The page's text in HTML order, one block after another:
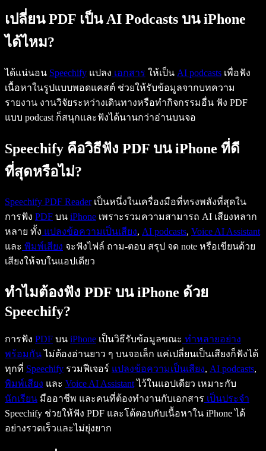
เปลี่ยน PDF เป็น AI Podcasts บน iPhone
ได้ไหม?
ได้แน่นอน Speechify แปลง เอกสาร ให้เป็น AI podcasts เพื่อฟัง
เนื้อหาในรูปแบบพอดแคสต์ ช่วยให้รับข้อมูลจากบทความ
รายงาน งานวิจัยระหว่างเดินทางหรือทำกิจกรรมอื่น ฟัง PDF
แบบ podcast ก็สนุกและฟังได้นานกว่าอ่านบนจอ
Speechify คือวิธีฟัง PDF บน iPhone ที่ดี
ที่สุดหรือไม่?
Speechify PDF Readerเป็นหนึ่งในเครื่องมือที่ทรงพลังที่สุดใน
การฟัง PDF บน iPhone เพราะรวมความสามารถ AI เสียงหลาก
หลาย ทั้ง แปลงข้อความเป็นเสียง, AI podcasts, Voice AI Assistant
และ พิมพ์เสียง จะฟังไฟล์ ถาม-ตอบ สรุป จด note หรือเขียนด้วย
เสียงให้จบในแอปเดียว
ทำไมต้องฟัง PDF บน iPhone ด้วย
Speechify?
การฟัง PDF บน iPhone เป็นวิธีรับข้อมูลขณะ ทำหลายอย่าง
พร้อมกันไม่ต้องอ่านยาว ๆ บนจอเล็ก แค่เปลี่ยนเป็นเสียงก็ฟังได้
ทุกที่ Speechify รวมฟีเจอร์ แปลงข้อความเป็นเสียง, AI podcasts,
พิมพ์เสียง และ Voice AI Assistantไว้ในแอปเดียว เหมาะกับ
นักเรียน มืออาชีพ และคนที่ต้องทำงานกับเอกสาร เป็นประจำ
Speechify ช่วยให้ฟัง PDF และโต้ตอบกับเนื้อหาใน iPhone ได้
อย่างรวดเร็วและไม่ยุ่งยาก